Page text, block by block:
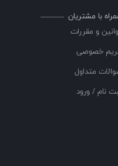
با مشتریان
و مقررات
خصوصی
متداول
نام / ورود